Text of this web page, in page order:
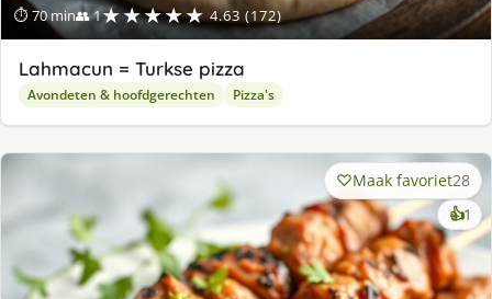
⏱ 70 min👥 1★★★★★ 4.63 (172)
Lahmacun = Turkse pizza
Avondeten & hoofdgerechten Pizza's
Maak favoriet28
👍1